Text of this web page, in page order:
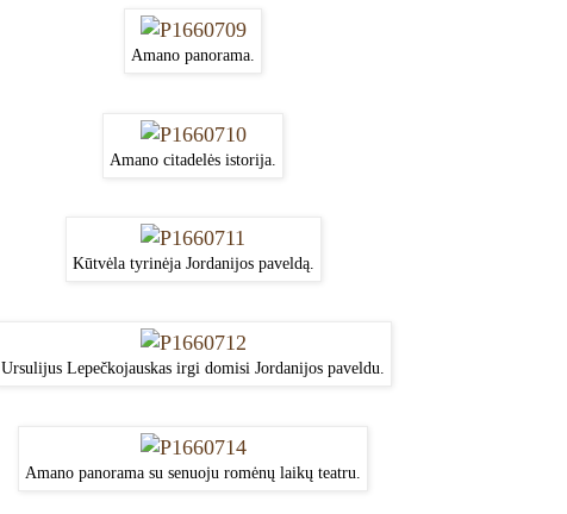
Amano panorama.
Amano citadelės istorija.
Kūtvėla tyrinėja Jordanijos paveldą.
Ursulijus Lepečkojauskas irgi domisi Jordanijos paveldu.
Amano panorama su senuoju romėnų laikų teatru.